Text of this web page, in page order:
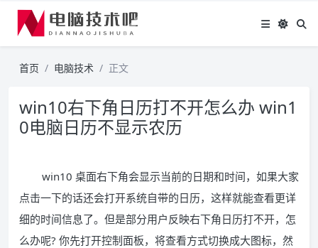
首页 电脑技术 正文
win10右下角日历打不开怎么办 win1
0电脑日历不显示农历
win10 桌面右下角会显示当前的日期和时间，如果大家
点击一下的话还会打开系统自带的日历，这样就能查看更详
细的时间信息了。但是部分用户反映右下角日历打不开，怎
么办呢? 你先打开控制面板，将查看方式切换成大图标，然